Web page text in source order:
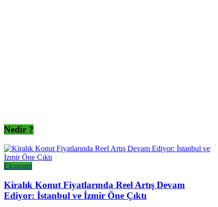
Nedir ?
Ekonomi
Kiralık Konut Fiyatlarında Reel Artış Devam
Ediyor: İstanbul ve İzmir Öne Çıktı